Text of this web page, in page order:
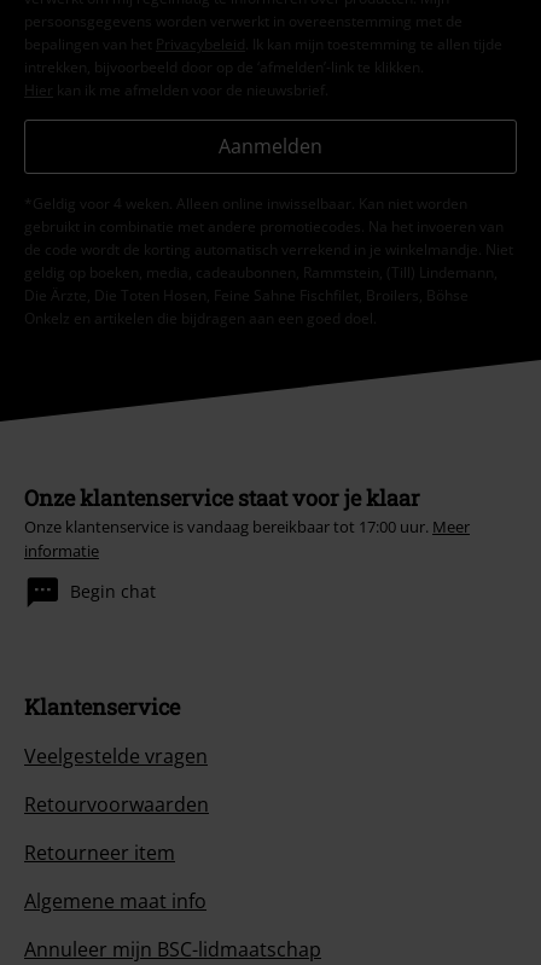
persoonsgegevens worden verwerkt in overeenstemming met de
bepalingen van het
Privacybeleid . Ik kan mijn toestemming te allen tijde
intrekken, bijvoorbeeld door op de ‘afmelden’-link te klikken.
Hier kan ik me afmelden voor de nieuwsbrief.
Aanmelden
*Geldig voor 4 weken. Alleen online inwisselbaar. Kan niet worden
gebruikt in combinatie met andere promotiecodes. Na het invoeren van
de code wordt de korting automatisch verrekend in je winkelmandje. Niet
geldig op boeken, media, cadeaubonnen, Rammstein, (Till) Lindemann,
Die Ärzte, Die Toten Hosen, Feine Sahne Fischfilet, Broilers, Böhse
Onkelz en artikelen die bijdragen aan een goed doel.
Onze klantenservice staat voor je klaar
Onze klantenservice is vandaag bereikbaar tot 17:00 uur. Meer
informatie
Begin chat
Klantenservice
Veelgestelde vragen
Retourvoorwaarden
Retourneer item
Algemene maat info
Annuleer mijn BSC-lidmaatschap